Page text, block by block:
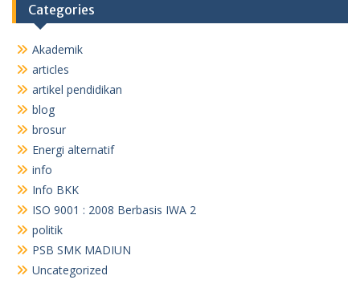
Categories
Akademik
articles
artikel pendidikan
blog
brosur
Energi alternatif
info
Info BKK
ISO 9001 : 2008 Berbasis IWA 2
politik
PSB SMK MADIUN
Uncategorized